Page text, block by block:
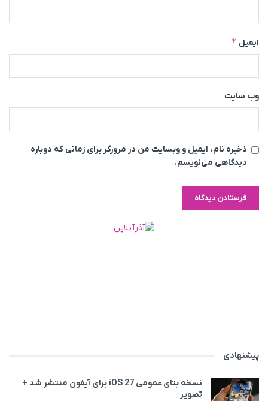
ایمیل *
وب‌ سایت
ذخیره نام، ایمیل و وبسایت من در مرورگر برای زمانی که دوباره
دیدگاهی می‌نویسم.
پیشنهادی
نسخه بتای عمومی iOS 27 برای آیفون منتشر شد +
تصویر